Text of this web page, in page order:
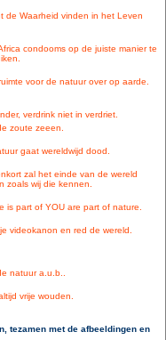
de Waarheid vinden in het Leven
condooms op de juiste manier te
voor de natuur over op aarde.
verdrink niet in verdriet.
zoute zeeen.
gaat wereldwijd dood.
zal het einde van de wereld
zoals wij die kennen.
is part of YOU are part of nature.
videokanon en red de wereld.
natuur a.u.b..
vrije wouden.
tezamen met de afbeeldingen en